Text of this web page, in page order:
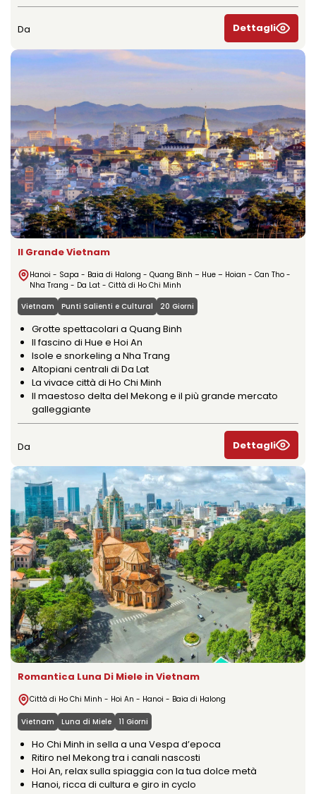
Da Dettagli
Il Grande Vietnam
Hanoi - Sapa - Baia di Halong - Quang Binh – Hue – Hoian - Can Tho -
Nha Trang - Da Lat - Città di Ho Chi Minh
Vietnam
Punti Salienti e Cultural 20 Giorni
Grotte spettacolari a Quang Binh
Il fascino di Hue e Hoi An
Isole e snorkeling a Nha Trang
Altopiani centrali di Da Lat
La vivace città di Ho Chi Minh
Il maestoso delta del Mekong e il più grande mercato
galleggiante
Da Dettagli
Romantica Luna Di Miele in Vietnam
Città di Ho Chi Minh - Hoi An - Hanoi - Baia di Halong
Vietnam Luna di Miele 11 Giorni
Ho Chi Minh in sella a una Vespa d’epoca
Ritiro nel Mekong tra i canali nascosti
Hoi An, relax sulla spiaggia con la tua dolce metà
Hanoi, ricca di cultura e giro in cyclo